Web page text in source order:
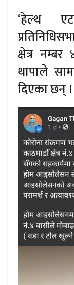
‘हेल्थ
क्षेत्र
थापाले
दिएका छन् ।